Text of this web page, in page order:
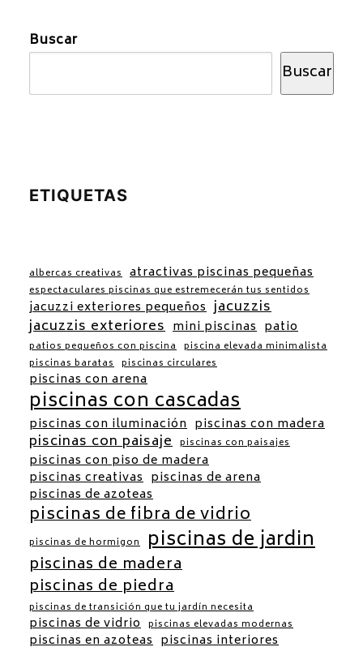
Buscar
Buscar
ETIQUETAS
albercas creativas atractivas piscinas pequeñas
espectaculares piscinas que estremecerán tus sentidos
jacuzzi exteriores pequeños jacuzzis
jacuzzis exteriores mini piscinas patio
patios pequeños con piscina piscina elevada minimalista
piscinas baratas piscinas circulares
piscinas con arena
piscinas con cascadas
piscinas con iluminación piscinas con madera
piscinas con paisaje piscinas con paisajes
piscinas con piso de madera
piscinas creativas piscinas de arena
piscinas de azoteas
piscinas de fibra de vidrio
piscinas de hormigon piscinas de jardin
piscinas de madera
piscinas de piedra
piscinas de transición que tu jardín necesita
piscinas de vidrio piscinas elevadas modernas
piscinas en azoteas piscinas interiores